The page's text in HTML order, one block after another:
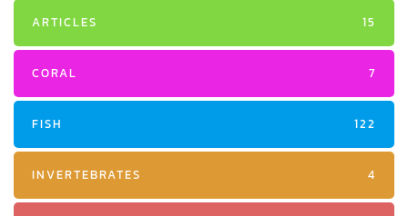
ARTICLES 15
CORAL 7
FISH 122
INVERTEBRATES 4